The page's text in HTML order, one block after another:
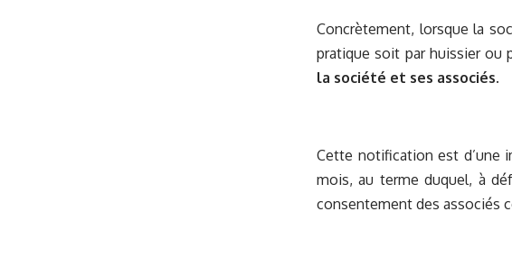
Concrètement, lorsque la
pratique soit par huissier ou
la société et ses associés.
Cette notification est d’une
mois, au terme duquel, à
consentement des associés